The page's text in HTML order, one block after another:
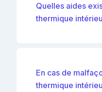
Quelles aides
thermique
En cas de
thermique